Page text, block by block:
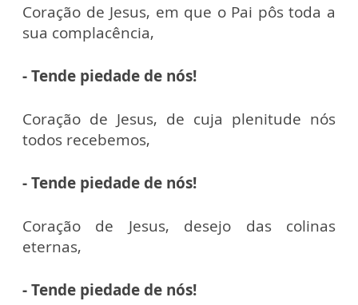
Coração de Jesus, em que o Pai pôs toda a
sua complacência,
- Tende piedade de nós!
Coração de Jesus, de cuja plenitude nós
todos recebemos,
- Tende piedade de nós!
Coração de Jesus, desejo das colinas
eternas,
- Tende piedade de nós!